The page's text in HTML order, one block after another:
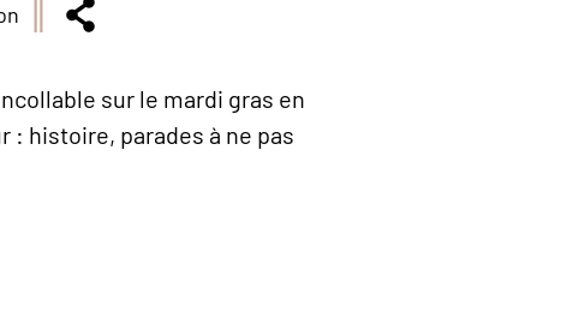
sur le mardi gras en
histoire, parades à ne pas